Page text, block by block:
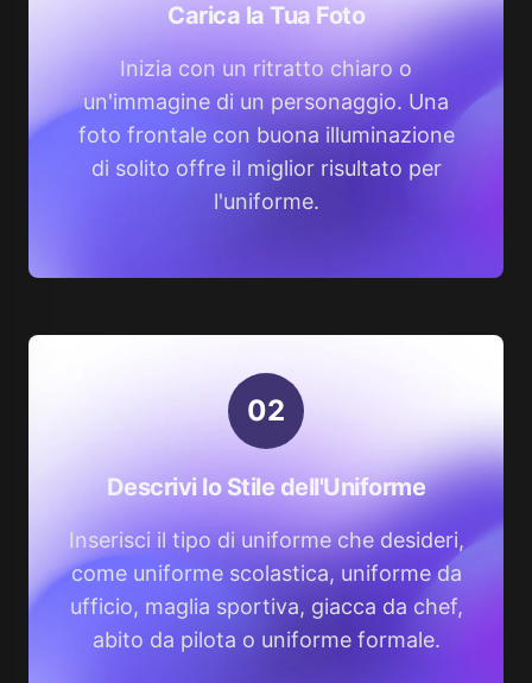
Carica la Tua Foto
Inizia con un ritratto chiaro o
un'immagine di un personaggio. Una
foto frontale con buona illuminazione
di solito offre il miglior risultato per
l'uniforme.
02
Descrivi lo Stile dell'Uniforme
Inserisci il tipo di uniforme che desideri,
come uniforme scolastica, uniforme da
ufficio, maglia sportiva, giacca da chef,
abito da pilota o uniforme formale.